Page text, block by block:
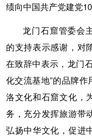
绩向中国共产党建党
龙门石窟管委会
的支持表示感谢，对
在致辞中表示，龙门
化交流基地”的品牌
洛文化和石窟文化，
务，充分发挥旅游带
弘扬中华文化，促进